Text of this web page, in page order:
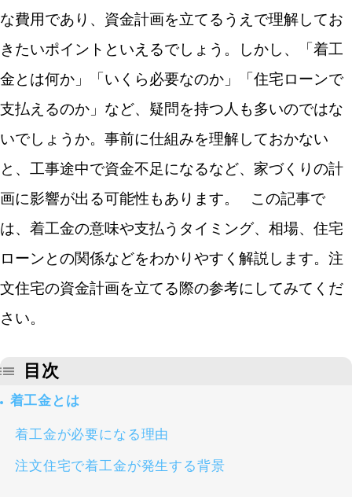
な費用であり、資金計画を立てるうえで理解してお
きたいポイントといえるでしょう。しかし、「着工
金とは何か」「いくら必要なのか」「住宅ローンで
支払えるのか」など、疑問を持つ人も多いのではな
いでしょうか。事前に仕組みを理解しておかない
と、工事途中で資金不足になるなど、家づくりの計
画に影響が出る可能性もあります。
この記事で
は、着工金の意味や支払うタイミング、相場、住宅
ローンとの関係などをわかりやすく解説します。注
文住宅の資金計画を立てる際の参考にしてみてくだ
さい。
目次
着工金とは
着工金が必要になる理由
注文住宅で着工金が発生する背景